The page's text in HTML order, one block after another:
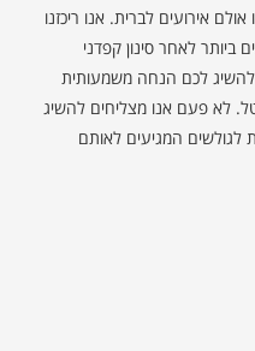
אירועים לברית. אנו ריכזנו
לאחר סינון קפדני
לכם הנחה משמעותית
לא פעם אנו מצליחים להשיג
לגולשים המגיעים לאותם